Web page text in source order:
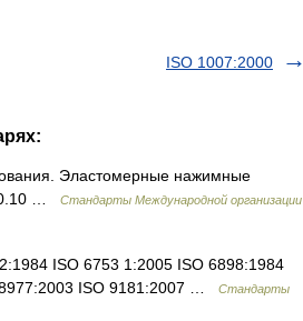
ISO 1007:2000
Эластомерные нажимные
…
Стандарты Международной организации
ISO 6753 1:2005 ISO 6898:1984
ISO 9181:2007 …
Стандарты